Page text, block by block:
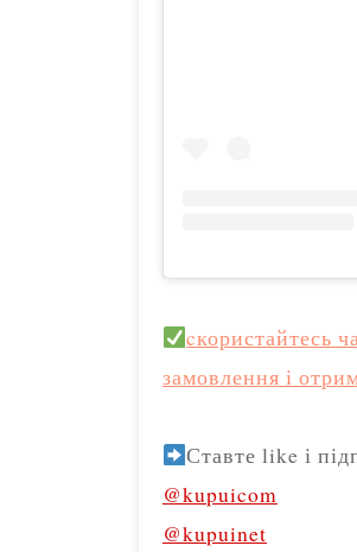
cкористайтесь
замовлення і
Ставте like і
@kupuicom
@kupuinet